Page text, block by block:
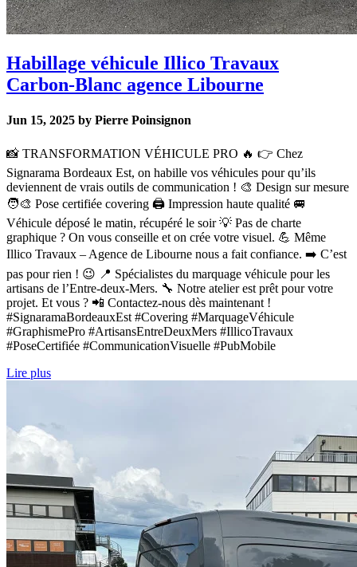
Habillage véhicule Illico Travaux
Carbon-Blanc agence Libourne
Jun 15, 2025 by Pierre Poinsignon
📸 TRANSFORMATION VÉHICULE PRO 🔥 👉 Chez
Signarama Bordeaux Est, on habille vos véhicules pour qu’ils
deviennent de vrais outils de communication ! 🎨 Design sur mesure
🧑‍🎨 Pose certifiée covering 🖨️ Impression haute qualité 🚐
Véhicule déposé le matin, récupéré le soir 💡 Pas de charte
graphique ? On vous conseille et on crée votre visuel. 💪 Même
Illico Travaux – Agence de Libourne nous a fait confiance. ➡️ C’est
pas pour rien ! 😉 📍 Spécialistes du marquage véhicule pour les
artisans de l’Entre-deux-Mers. 🔧 Notre atelier est prêt pour votre
projet. Et vous ? 📲 Contactez-nous dès maintenant !
#SignaramaBordeauxEst #Covering #MarquageVéhicule
#GraphismePro #ArtisansEntreDeuxMers #IllicoTravaux
#PoseCertifiée #CommunicationVisuelle #PubMobile
Lire plus